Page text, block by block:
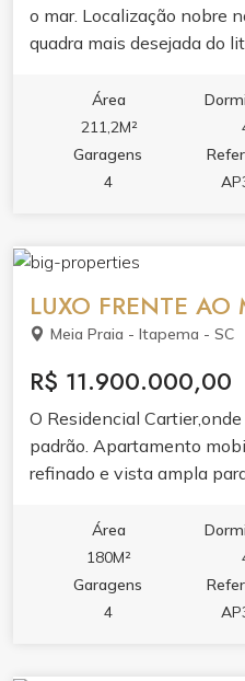
o mar. Localização nobre
quadra mais desejada do
Área
211,2M²
Garagens
4
LUXO FRENTE
Meia Praia - Itapema - SC
R$ 11.900.000,00
O Residencial
padrão. Apartamento
refinado e vista ampla
imóvel reúne living
jantar, cozinha com
sacada com
Cada detalhe foi pensado
Área
180M²
Garagens
4